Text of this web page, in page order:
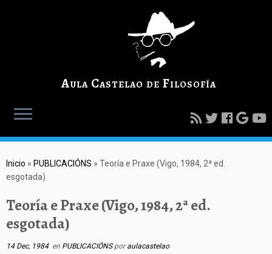
Aula Castelao de Filosofía
Inicio » PUBLICACIÓNS » Teoría e Praxe (Vigo, 1984, 2ª ed.
esgotada)
Teoría e Praxe (Vigo, 1984, 2ª ed.
esgotada)
14 Dec, 1984en PUBLICACIÓNSporaulacastelao